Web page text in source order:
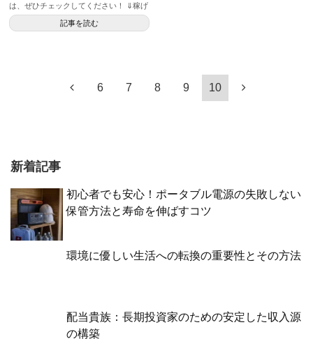
は、ぜひチェックしてください！ ⇓稼げ
たサイトはここ⇓ 稼げ...
記事を読む
6 7 8 9 10
新着記事
初心者でも安心！ポータブル電源の失敗しない
保管方法と寿命を伸ばすコツ
環境に優しい生活への転換の重要性とその方法
配当貴族：長期投資家のための安定した収入源
の構築